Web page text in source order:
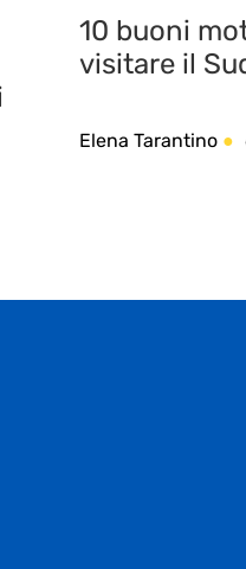
10 buoni
visitare il
Elena Tarantino